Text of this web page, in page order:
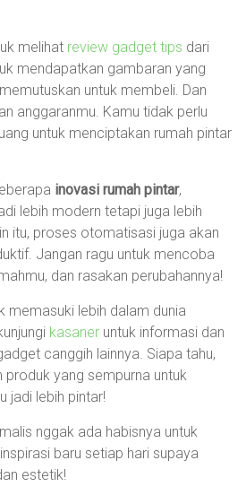
melihat review gadget tips dari
mendapatkan gambaran yang
untuk membeli. Dan
anggaranmu. Kamu tidak perlu
untuk menciptakan rumah pintar
inovasi rumah pintar,
lebih modern tetapi juga lebih
itu, proses otomatisasi juga akan
Jangan ragu untuk mencoba
dan rasakan perubahannya!
memasuki lebih dalam dunia
kasaner untuk informasi dan
canggih lainnya. Siapa tahu,
yang sempurna untuk
jadi lebih pintar!
nggak ada habisnya untuk
baru setiap hari supaya
estetik!